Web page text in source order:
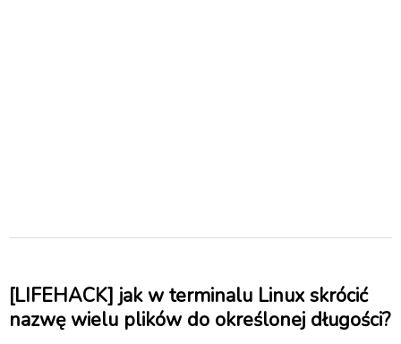
[LIFEHACK] jak w terminalu Linux skrócić
nazwę wielu plików do określonej długości?